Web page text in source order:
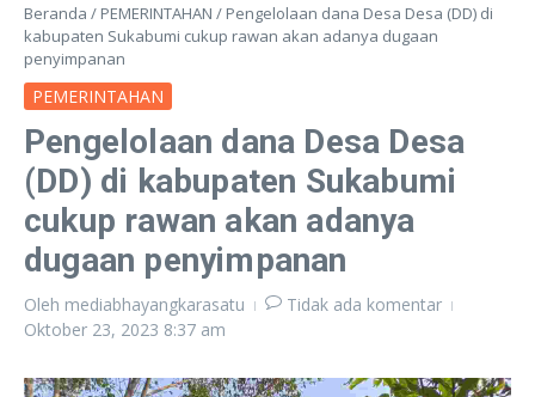
Beranda / PEMERINTAHAN / Pengelolaan dana Desa Desa (DD) di
kabupaten Sukabumi cukup rawan akan adanya dugaan
penyimpanan
PEMERINTAHAN
Pengelolaan dana Desa Desa
(DD) di kabupaten Sukabumi
cukup rawan akan adanya
dugaan penyimpanan
Oleh mediabhayangkarasatu
Tidak ada komentar
Oktober 23, 2023 8:37 am